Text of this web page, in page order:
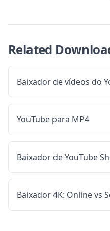
Related
Baixador de vídeos do
YouTube para MP4
Baixador de YouTube
Baixador 4K: Online vs